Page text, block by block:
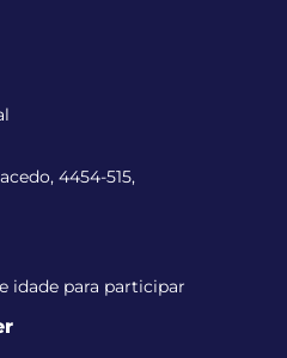
4454-515,
idade para participar